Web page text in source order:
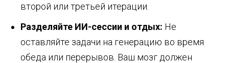
второй или третьей итерации.
Разделяйте ИИ-сессии и отдых: Не
оставляйте задачи на генерацию во время
обеда или перерывов. Ваш мозг должен